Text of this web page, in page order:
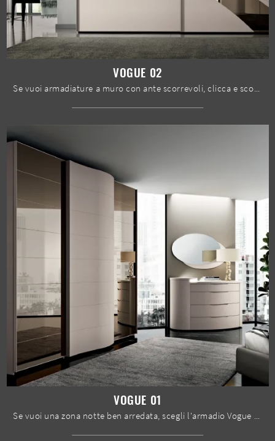
VOGUE 02
Se vuoi armadiature a muro con ante scorrevoli, clicca e scopri l'armadio Vogue 02 di Spar in melaminico.
VOGUE 01
Se vuoi una zona notte ben arredata, scegli l'armadio Vogue 01 con ante scorrevoli di Spar!